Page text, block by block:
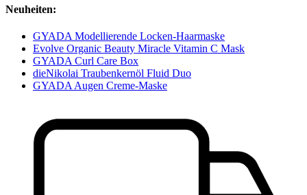
Neuheiten:
GYADA Modellierende Locken-Haarmaske
Evolve Organic Beauty Miracle Vitamin C Mask
GYADA Curl Care Box
dieNikolai Traubenkernöl Fluid Duo
GYADA Augen Creme-Maske